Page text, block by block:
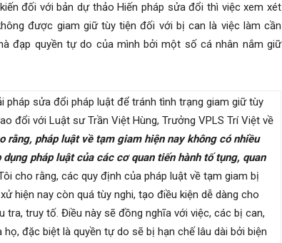
đối với bản dự thảo Hiến pháp sửa đổi thì việc xem xét
được giam giữ tùy tiện đối với bị can là việc làm cần
đạp quyền tự do của mình bởi một số cá nhân nắm giữ
pháp sửa đổi pháp luật để tránh tình trạng giam giữ tùy
đổi với Luật sư Trần Việt Hùng, Trưởng VPLS Trí Việt về
rằng, pháp luật về tạm giam hiện nay không có nhiều
pháp luật của các cơ quan tiến hành tố tụng, quan
cho rằng, các quy định của pháp luật về tạm giam bị
hiện nay còn quá tùy nghi, tạo điều kiện dễ dàng cho
tra, truy tố. Điều này sẽ đồng nghĩa với việc, các bị can,
đặc biệt là quyền tự do sẽ bị hạn chế lâu dài bởi biện